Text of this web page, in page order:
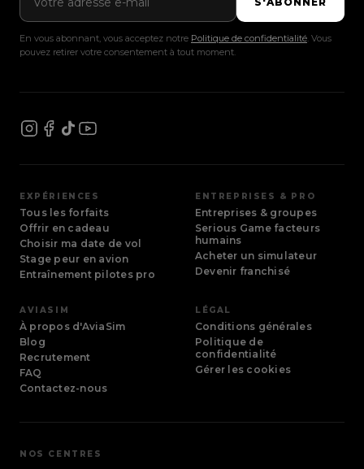
En vous abonnant, vous acceptez notre Politique de confidentialité. Vous
pouvez retirer votre consentement à tout moment.
EXPÉRIENCES
Tous les forfaits
Offrir en cadeau
Choisir ma date de vol
Stage peur en avion
Entraînement pilotes pro
ENTREPRISES & PRO
Entreprises & groupes
Serious Game facteurs
humains
Acheter un simulateur
Devenir franchisé
AVIASIM
À propos d'AviaSim
Blog
Recrutement
FAQ
Contactez-nous
LÉGAL
Conditions générales
Politique de
confidentialité
Gérer les cookies
NOS CENTRES